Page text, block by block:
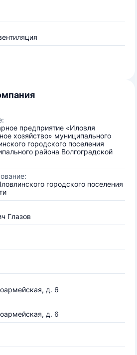
предприятие «Иловля
хозяйство» муниципального
городского поселения
района Волгоградской
городского поселения
Глазов
д. 6
д. 6